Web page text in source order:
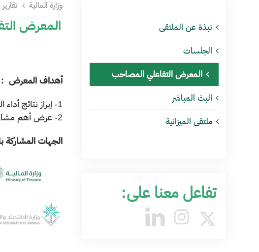
نبذة عن الملتقى
الجلسات
المعرض التفاعلي المصاحب
البث المباشر
ملتقى الميزانية
تفاعل معنا على:
وزارة المالية
المعرض
أهداف المعرض :
1- إبراز نتائج أداء الجهات الحكومية للعام 2018م
2- عرض أهم مشاريع ومبادرات الجهات الحكومية للعام 2019م
الجهات